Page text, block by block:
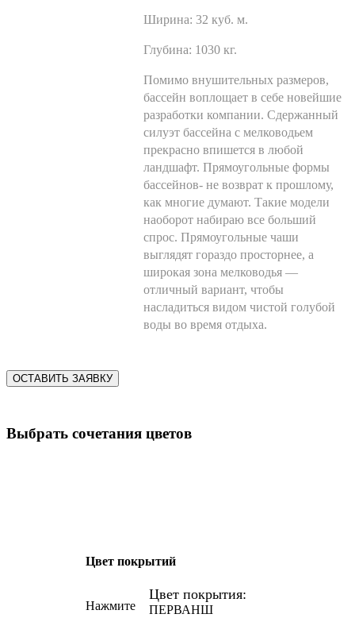
Ширина: 32 куб. м.
Глубина: 1030 кг.
Помимо внушительных размеров,
бассейн воплощает в себе новейшие
разработки компании. Сдержанный
силуэт бассейна с мелководьем
прекрасно впишется в любой
ландшафт. Прямоугольные формы
бассейнов- не возврат к прошлому,
как многие думают. Такие модели
наоборот набираю все больший
спрос. Прямоугольные чаши
выглядят гораздо просторнее, а
широкая зона мелководья —
отличный вариант, чтобы
насладиться видом чистой голубой
воды во время отдыха.
ОСТАВИТЬ ЗАЯВКУ
Выбрать сочетания цветов
Цвет покрытий
Нажмите
Цвет покрытия:
ПЕРВАНШ